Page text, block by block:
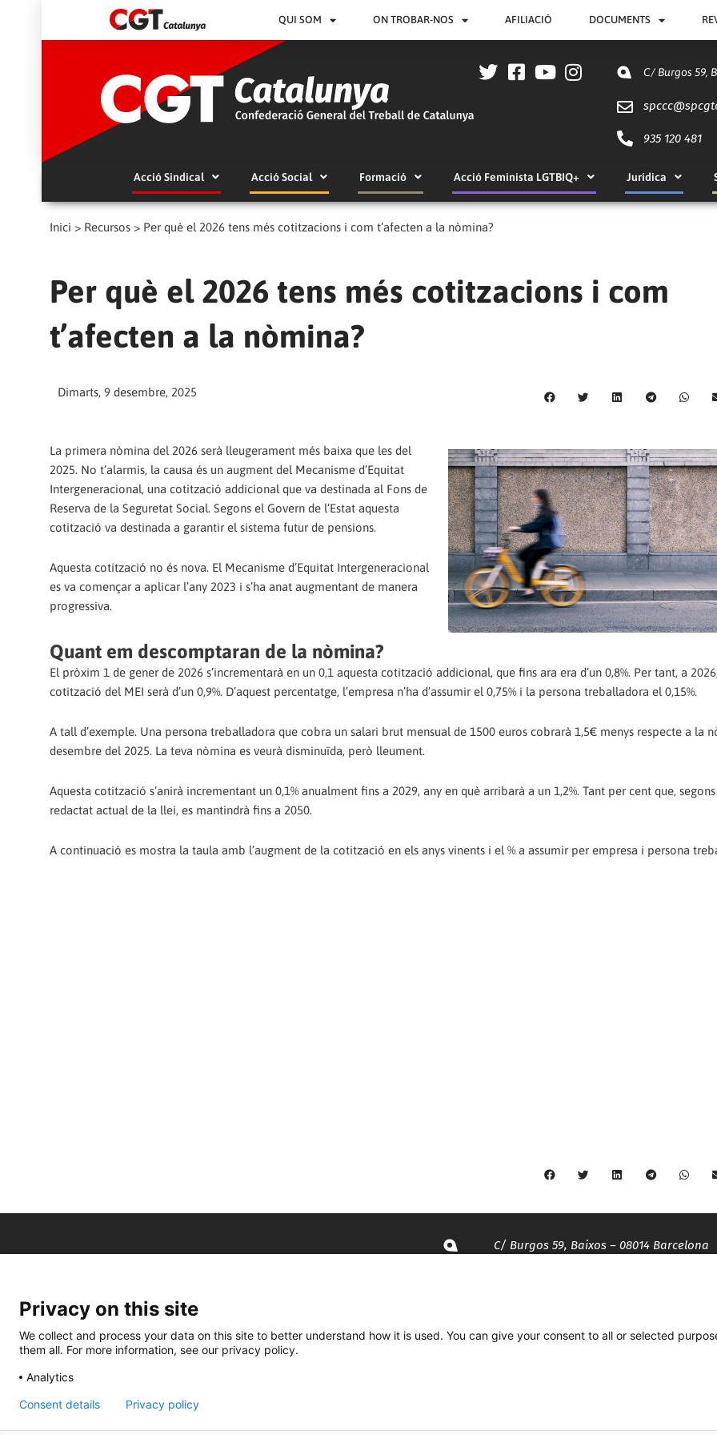
QUI SOM ON TROBAR-NOS AFILIACIÓ DOCUMENTS
C/ Burgos 59,
spccc@
935 120 481
Acció Sindical Acció Social Formació Acció Feminista LGTBIQ+ Jurídica
Inici > Recursos > Per què el 2026 tens més cotitzacions i com t’afecten a la nòmina?
Per què el 2026 tens més cotitzacions i com
t’afecten a la nòmina?
Dimarts, 9 desembre, 2025
La primera nòmina del 2026 serà lleugerament més baixa que les del
2025. No t’alarmis, la causa és un augment del Mecanisme d’Equitat
Intergeneracional, una cotització addicional que va destinada al Fons de
Reserva de la Seguretat Social. Segons el Govern de l’Estat aquesta
cotització va destinada a garantir el sistema futur de pensions.
Aquesta cotització no és nova. El Mecanisme d’Equitat Intergeneracional
es va començar a aplicar l’any 2023 i s’ha anat augmentant de manera
progressiva.
Quant em descomptaran de la nòmina?
El pròxim 1 de gener de 2026 s’incrementarà en un 0,1 aquesta cotització addicional, que fins ara era d’un 0,8%. Per tant, a
cotització del MEI serà d’un 0,9%. D’aquest percentatge, l’empresa n’ha d’assumir el 0,75% i la persona treballadora el 0,15%.
A tall d’exemple. Una persona treballadora que cobra un salari brut mensual de 1500 euros cobrarà 1,5€ menys respecte a la
desembre del 2025. La teva nòmina es veurà disminuïda, però lleument.
Aquesta cotització s’anirà incrementant un 0,1% anualment fins a 2029, any en què arribarà a un 1,2%. Tant per cent que,
redactat actual de la llei, es mantindrà fins a 2050.
A continuació es mostra la taula amb l’augment de la cotització en els anys vinents i el % a assumir per empresa i persona
C/ Burgos 59, Baixos – 08014 Barcelona
935 120 481
Privacy on this site
We collect and process your data on this site to better understand how it is used. You can give your consent to all or selected
them all. For more information, see our privacy policy.
Analytics
Consent details Privacy policy